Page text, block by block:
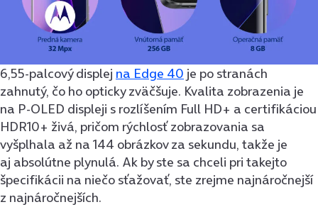
6,55-palcový displej na Edge 40 je po stranách
zahnutý, čo ho opticky zväčšuje. Kvalita zobrazenia je
na P-OLED displeji s rozlíšením Full HD+ a certifikáciou
HDR10+ živá, pričom rýchlosť zobrazovania sa
vyšplhala až na 144 obrázkov za sekundu, takže je
aj absolútne plynulá. Ak by ste sa chceli pri takejto
špecifikácii na niečo sťažovať, ste zrejme najnáročnejší
z najnáročnejších.